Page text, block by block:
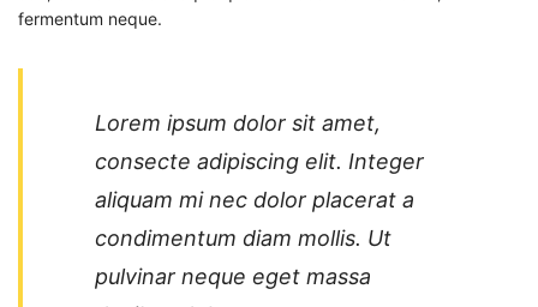
fermentum neque.
Lorem ipsum dolor sit amet,
consecte adipiscing elit. Integer
aliquam mi nec dolor placerat a
condimentum diam mollis. Ut
pulvinar neque eget massa